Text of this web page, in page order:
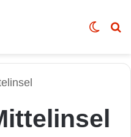
Skin